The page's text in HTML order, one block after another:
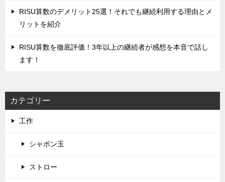
‌RISU算数のデメリット25選！それでも継続利用する理由とメ
リットを紹介
RISU算数を徹底評価！‌3年以上の継続者が感想を本音で話し
ます！
カテゴリー
工作
シャボン玉
ストロー